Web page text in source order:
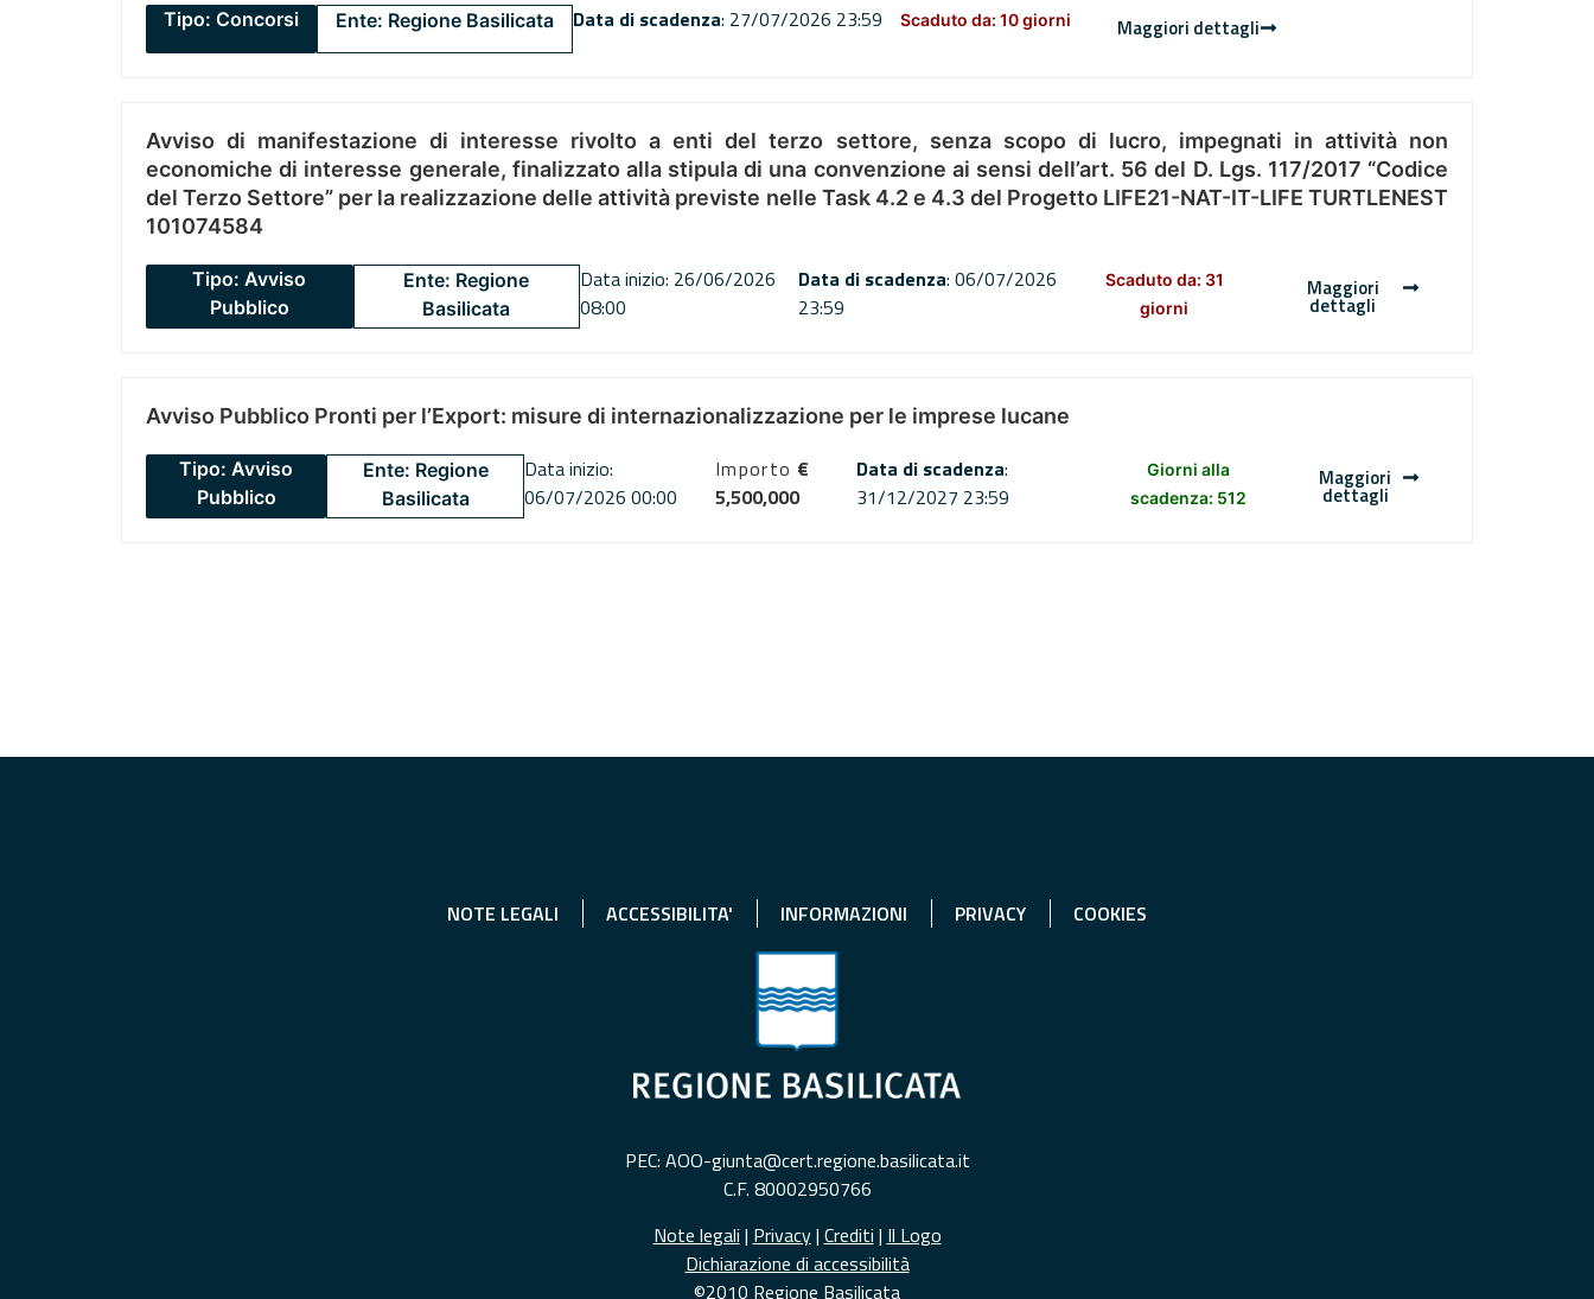
Tipo: Concorsi Ente: Regione Basilicata Data di scadenza: 27/07/2026 23:59 Scaduto da: 10 giorni Maggiori dettagli
Avviso di manifestazione di interesse rivolto a enti del terzo settore, senza scopo di lucro, impegnati in attività non
economiche di interesse generale, finalizzato alla stipula di una convenzione ai sensi dell’art. 56 del D. Lgs. 117/2017 “Codice
del Terzo Settore” per la realizzazione delle attività previste nelle Task 4.2 e 4.3 del Progetto LIFE21-NAT-IT-LIFE TURTLENEST
101074584
Tipo: Avviso
Pubblico
Ente: Regione
Basilicata
Data inizio: 26/06/2026
08:00
Data di scadenza: 06/07/2026
23:59
Scaduto da: 31
giorni
Maggiori
dettagli
Avviso Pubblico Pronti per l’Export: misure di internazionalizzazione per le imprese lucane
Tipo: Avviso
Pubblico
Ente: Regione
Basilicata
Data inizio:
06/07/2026 00:00
Importo €
5,500,000
Data di scadenza:
31/12/2027 23:59
Giorni alla
scadenza: 512
Maggiori
dettagli
NOTE LEGALI ACCESSIBILITA' INFORMAZIONI PRIVACY COOKIES
PEC: AOO-giunta@cert.regione.basilicata.it
C.F. 80002950766
Note legali | Privacy| Crediti | Il Logo
Dichiarazione di accessibilità
©2010 Regione Basilicata